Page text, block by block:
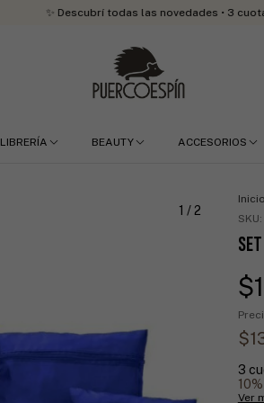
✨ Descubrí todas las novedades • 3 cuotas sin
LIBRERÍA BEAUTY ACCESORIOS
1 / 2
Inicio
SKU:
3
Ver